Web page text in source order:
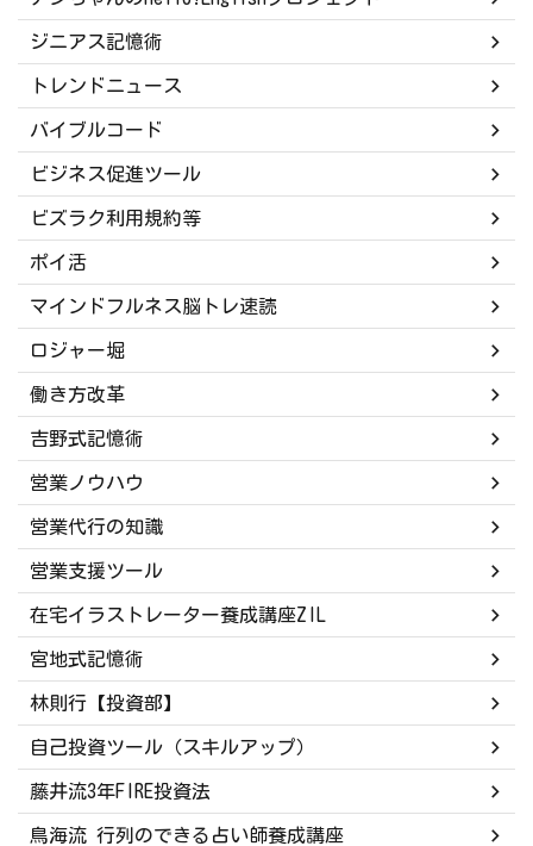
ジニアス記憶術
トレンドニュース
バイブルコード
ビジネス促進ツール
ビズラク利用規約等
ポイ活
マインドフルネス脳トレ速読
ロジャー堀
働き方改革
吉野式記憶術
営業ノウハウ
営業代行の知識
営業支援ツール
在宅イラストレーター養成講座ZIL
宮地式記憶術
林則行【投資部】
自己投資ツール（スキルアップ）
藤井流3年FIRE投資法
鳥海流 行列のできる占い師養成講座